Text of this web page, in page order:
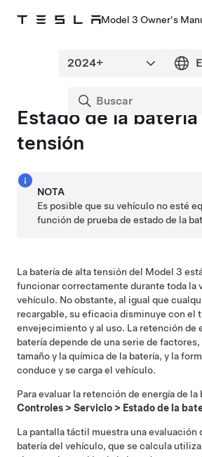
Model 3 Owner's
Estado de la
tensión
NOTA
Es posible que su vehículo no esté
función de prueba de estado de la
La batería de alta tensión del Model 3
funcionar correctamente durante toda la
vehículo. No obstante, al igual que
recargable, su eficacia disminuye con el
envejecimiento y al uso. La retención de
batería depende de una serie de
tamaño y la química de la batería, y la
conduce y se carga el vehículo.
Para evaluar la retención de energía de la
Controles > Servicio > Estado de la
La pantalla táctil muestra una evaluación
batería del vehículo, que se calcula